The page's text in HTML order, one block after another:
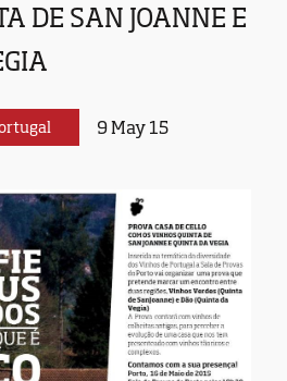
DE SAN JOANNE E
9 May 15